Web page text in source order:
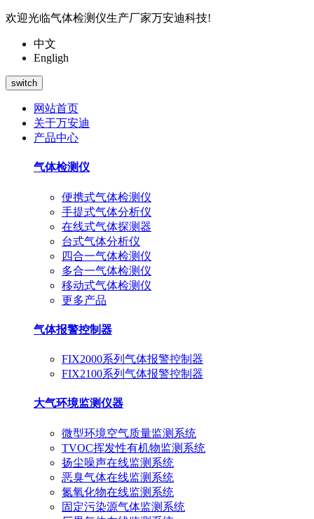
欢迎光临气体检测仪生产厂家万安迪科技!
中文
Engligh
switch
网站首页
关于万安迪
产品中心
气体检测仪
便携式气体检测仪
手提式气体分析仪
在线式气体探测器
台式气体分析仪
四合一气体检测仪
多合一气体检测仪
移动式气体检测仪
更多产品
气体报警控制器
FIX2000系列气体报警控制器
FIX2100系列气体报警控制器
大气环境监测仪器
微型环境空气质量监测系统
TVOC挥发性有机物监测系统
扬尘噪声在线监测系统
恶臭气体在线监测系统
氮氧化物在线监测系统
固定污染源气体监测系统